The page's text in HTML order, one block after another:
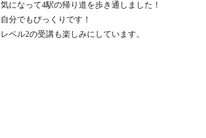
気になって4駅の帰り道を歩き通しました！
自分でもびっくりです！
レベル2の受講も楽しみにしています。